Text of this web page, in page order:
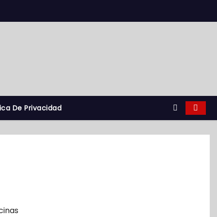
De Privacidad